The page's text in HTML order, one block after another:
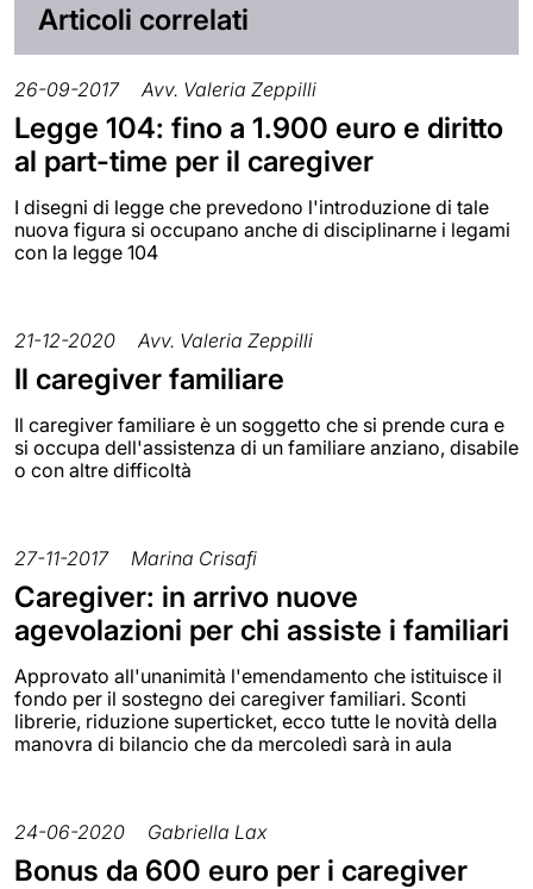
Articoli correlati
26-09-2017 Avv. Valeria Zeppilli
Legge 104: fino a 1.900 euro e diritto
al part-time per il caregiver
I disegni di legge che prevedono l'introduzione di tale
nuova figura si occupano anche di disciplinarne i legami
con la legge 104
21-12-2020 Avv. Valeria Zeppilli
Il caregiver familiare
Il caregiver familiare è un soggetto che si prende cura e
si occupa dell'assistenza di un familiare anziano, disabile
o con altre difficoltà
27-11-2017 Marina Crisafi
Caregiver: in arrivo nuove
agevolazioni per chi assiste i familiari
Approvato all'unanimità l'emendamento che istituisce il
fondo per il sostegno dei caregiver familiari. Sconti
librerie, riduzione superticket, ecco tutte le novità della
manovra di bilancio che da mercoledì sarà in aula
24-06-2020 Gabriella Lax
Bonus da 600 euro per i caregiver